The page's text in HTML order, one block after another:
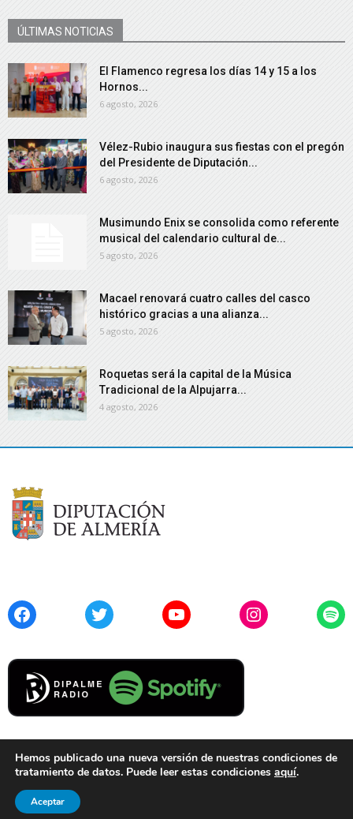
ÚLTIMAS NOTICIAS
El Flamenco regresa los días 14 y 15 a los
Hornos...
6 agosto, 2026
Vélez-Rubio inaugura sus fiestas con el pregón
del Presidente de Diputación...
6 agosto, 2026
Musimundo Enix se consolida como referente
musical del calendario cultural de...
5 agosto, 2026
Macael renovará cuatro calles del casco
histórico gracias a una alianza...
5 agosto, 2026
Roquetas será la capital de la Música
Tradicional de la Alpujarra...
4 agosto, 2026
FacebookTwitter YouTubeInstagram
Cookies
© 2021 Diputación de Almería. Todos los derechos reservados.
Hemos publicado una nueva versión de nuestras condiciones de
tratamiento de datos. Puede leer estas condiciones aquí.
Aceptar